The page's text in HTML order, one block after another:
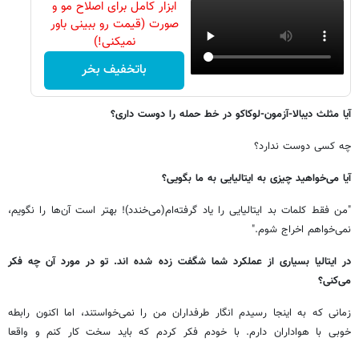
ابزار کامل برای اصلاح مو و
صورت (قیمت رو ببینی باور
نمیکنی!)
باتخفیف بخر
آیا مثلث دیبالا-آزمون-لوکاکو در خط حمله را دوست داری؟
چه کسی دوست ندارد؟
آیا می‌خواهید چیزی به ایتالیایی به ما بگویی؟
"من فقط کلمات بد ایتالیایی را یاد گرفته‌ام(می‌خندد)! بهتر است آن‌ها را نگویم،
نمی‌خواهم اخراج شوم."
در ایتالیا بسیاری از عملکرد شما شگفت زده شده اند. تو در مورد آن چه فکر
می‌کنی؟
زمانی که به اینجا رسیدم انگار طرفداران من را نمی‌خواستند، اما اکنون رابطه
خوبی با هواداران دارم. با خودم فکر کردم که باید سخت کار کنم و واقعا